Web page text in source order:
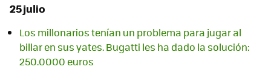
25 julio
Los millonarios tenían un problema para jugar al
billar en sus yates. Bugatti les ha dado la solución:
250.0000 euros